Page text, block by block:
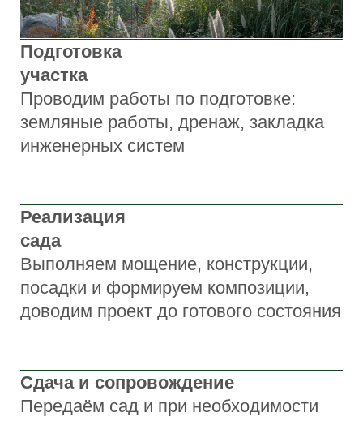
Анастасия Цыганцова
Основатель компании, дизайнер,
куратор проектов